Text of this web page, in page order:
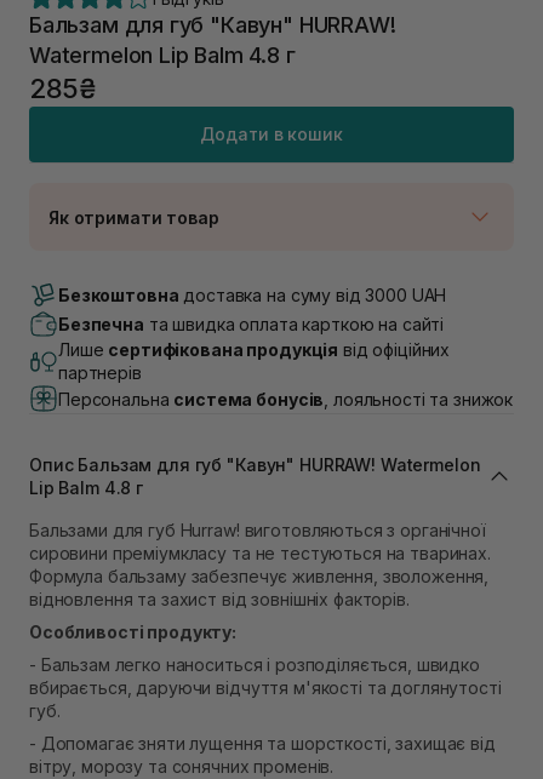
Бальзам для губ "Кавун" HURRAW!
Watermelon Lip Balm 4.8 г
285₴
Додати в кошик
Як отримати товар
В наявності
Самовивіз м. Луцьк, вул. Винниченка 4
В наявності
Самовивіз м. Львів, вул. Академіка Підстригача, 1В
(Duck’s Lake)
В наявності
В наявності
Самовивіз м. Львів, вул. Степана Бандери 45
Самовивіз м. Рівне, вул. 16-го Липня, 15
В наявності
Самовивіз м. Рівне, вул. Кулика і Гудачека 23 (ТЦ
Екватор)
В наявності
Безкоштовна доставка на суму від 3000 UAH
Безпечна та швидка оплата карткою на сайті
Лише сертифікована продукція від офіційних
партнерів
Персональна система бонусів , лояльності та знижок
Опис Бальзам для губ "Кавун" HURRAW! Watermelon
Lip Balm 4.8 г
Бальзами для губ Hurraw! виготовляються з органічної
сировини преміумкласу та не тестуються на тваринах.
Формула бальзаму забезпечує живлення, зволоження,
відновлення та захист від зовнішніх факторів.
Особливості продукту:
- Бальзам легко наноситься і розподіляється, швидко
вбирається, даруючи відчуття м'якості та доглянутості
губ.
- Допомагає зняти лущення та шорсткості, захищає від
вітру, морозу та сонячних променів.